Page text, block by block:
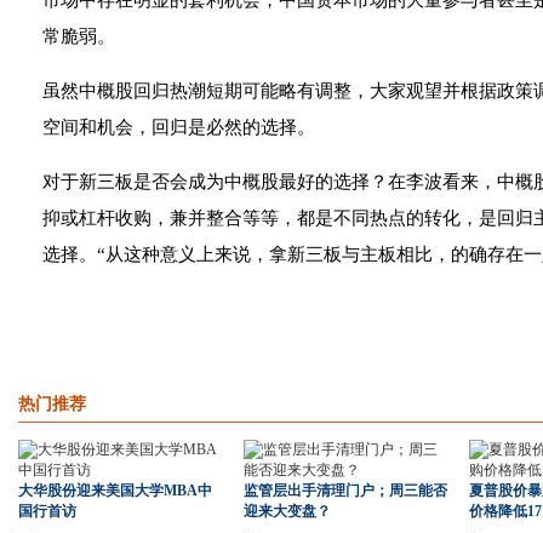
常脆弱。
虽然中概股回归热潮短期可能略有调整，大家观望并根据政
空间和机会，回归是必然的选择。
对于新三板是否会成为中概股最好的选择？在李波看来，中
抑或杠杆收购，兼并整合等等，都是不同热点的转化，是回
选择。“从这种意义上来说，拿新三板与主板相比，的确存在
热门推荐
大华股份迎来美国大学MBA中
国行首访
监管层出手清理门户；周三能否
迎来大变盘？
夏普股价
价格降低